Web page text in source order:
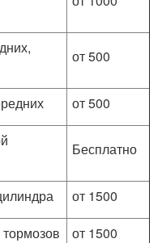
от 500
от 500
Бесплатно
от 1500
от 1500